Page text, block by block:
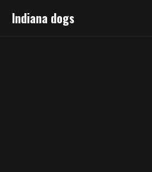
Indiana dogs